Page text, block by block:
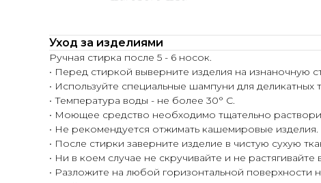
Уход за изделиями
Ручная стирка после 5 - 6 носок.
• Перед стиркой выверните изделия на изнаночную
• Используйте специальные шампуни для
• Температура воды - не более 30° С.
• Моющее средство необходимо тщательно
• Не рекомендуется отжимать кашемировые изделия.
• После стирки заверните изделие в чистую сухую
• Ни в коем случае не скручивайте и не растягивайте
• Разложите на любой горизонтальной поверхности